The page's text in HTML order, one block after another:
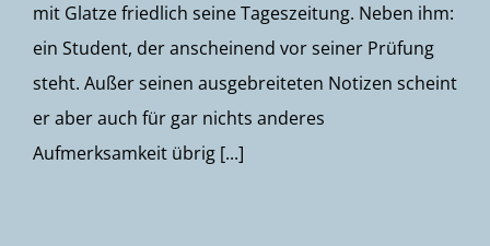
mit Glatze friedlich seine Tageszeitung. Neben ihm:
ein Student, der anscheinend vor seiner Prüfung
steht. Außer seinen ausgebreiteten Notizen scheint
er aber auch für gar nichts anderes
Aufmerksamkeit übrig [...]